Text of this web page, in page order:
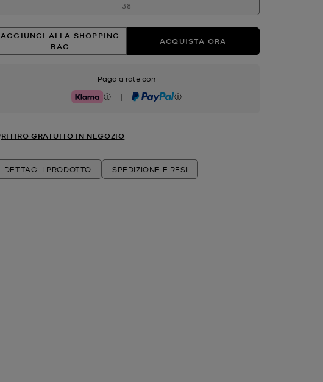
38
AGGIUNGI ALLA SHOPPING
BAG
ACQUISTA ORA
Paga a rate con
Klarna | PayPal
RITIRO GRATUITO IN NEGOZIO
DETTAGLI PRODOTTO SPEDIZIONE E RESI